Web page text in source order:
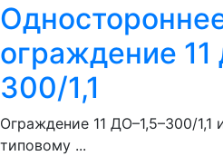
ограждение 11
300/1,1
Ограждение 11 ДО–1,5–300/1,1
типовому ...